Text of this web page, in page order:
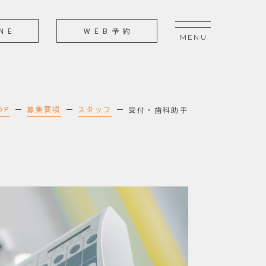
WEB予約
募集要項 スタッフ 受付・歯科助手